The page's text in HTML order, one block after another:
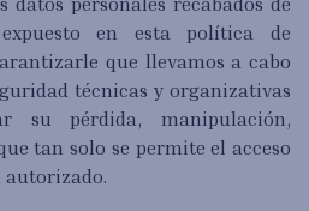
en esta política de
que llevamos a cabo
técnicas y organizativas
su pérdida, manipulación,
tan solo se permite el acceso
autorizado.